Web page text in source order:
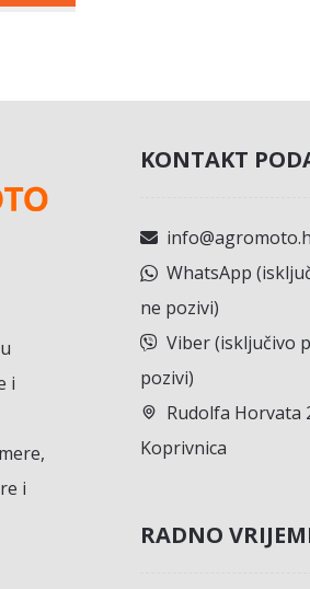
i
i
KONTAKT
WhatsApp
ne pozivi)
Viber (isključivo
pozivi)
Rudolfa Horvata
Koprivnica
RADNO